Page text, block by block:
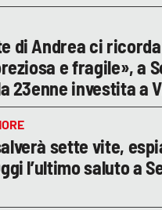
di Andrea ci
e fragile», a
23enne investita a
sette vite,
l’ultimo saluto a